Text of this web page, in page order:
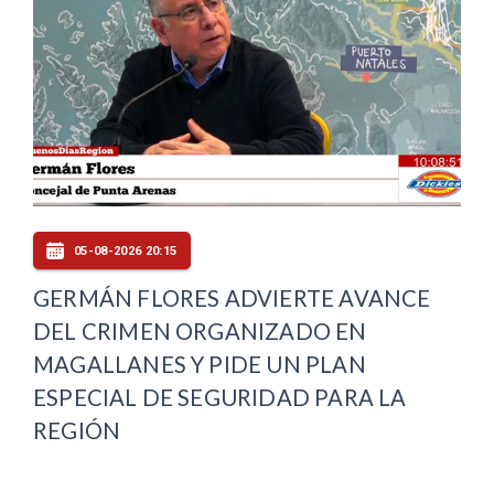
05-08-2026 20:15
GERMÁN FLORES ADVIERTE AVANCE
DEL CRIMEN ORGANIZADO EN
MAGALLANES Y PIDE UN PLAN
ESPECIAL DE SEGURIDAD PARA LA
REGIÓN